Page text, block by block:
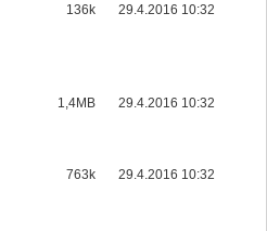
136k 29.4.2016 10:32
1,4MB 29.4.2016 10:32
763k 29.4.2016 10:32